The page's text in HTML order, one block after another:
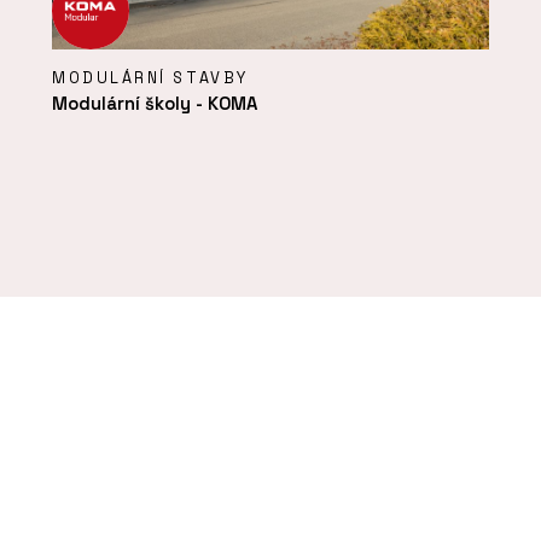
MODULÁRNÍ STAVBY
Modulární školy - KOMA